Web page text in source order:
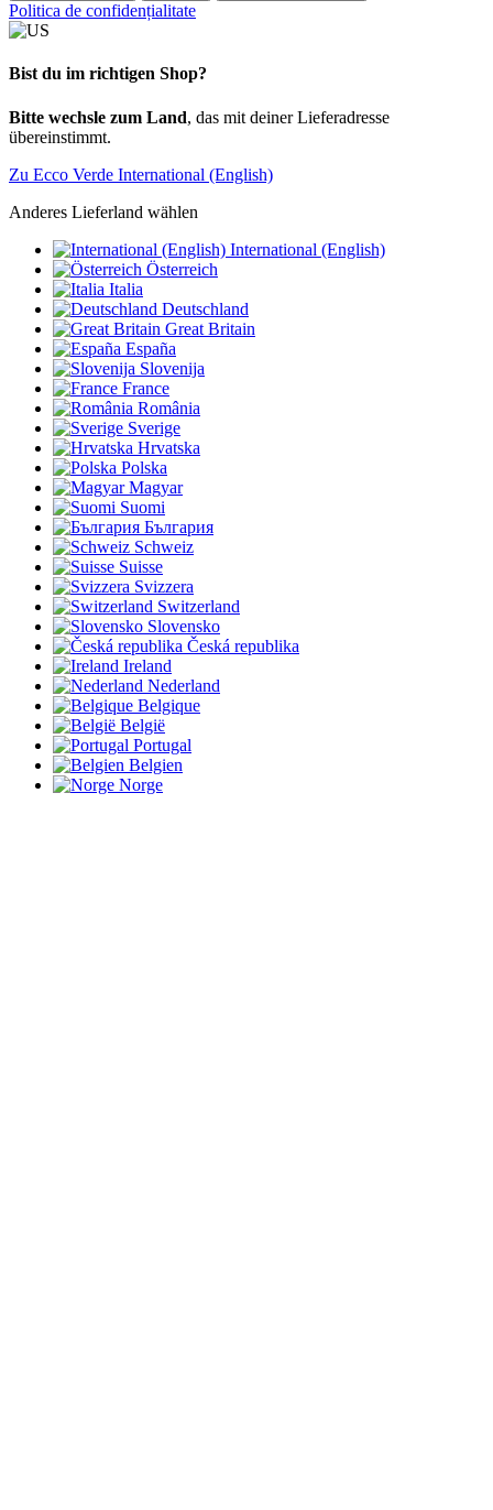
Politica de confidențialitate
Bist du im richtigen Shop?
Bitte wechsle zum Land, das mit deiner Lieferadresse
übereinstimmt.
Zu Ecco Verde International (English)
Anderes Lieferland wählen
International (English)
Österreich
Italia
Deutschland
Great Britain
España
Slovenija
France
România
Sverige
Hrvatska
Polska
Magyar
Suomi
България
Schweiz
Suisse
Svizzera
Switzerland
Slovensko
Česká republika
Ireland
Nederland
Belgique
België
Portugal
Belgien
Norge